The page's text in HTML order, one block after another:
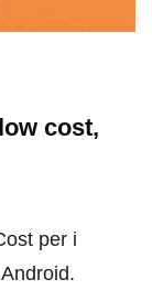
cost,
per i